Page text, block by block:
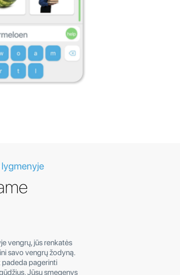
vengrų, jūs renkatės
savo vengrų žodyną.
padeda pagerinti
Jūsų smegenys